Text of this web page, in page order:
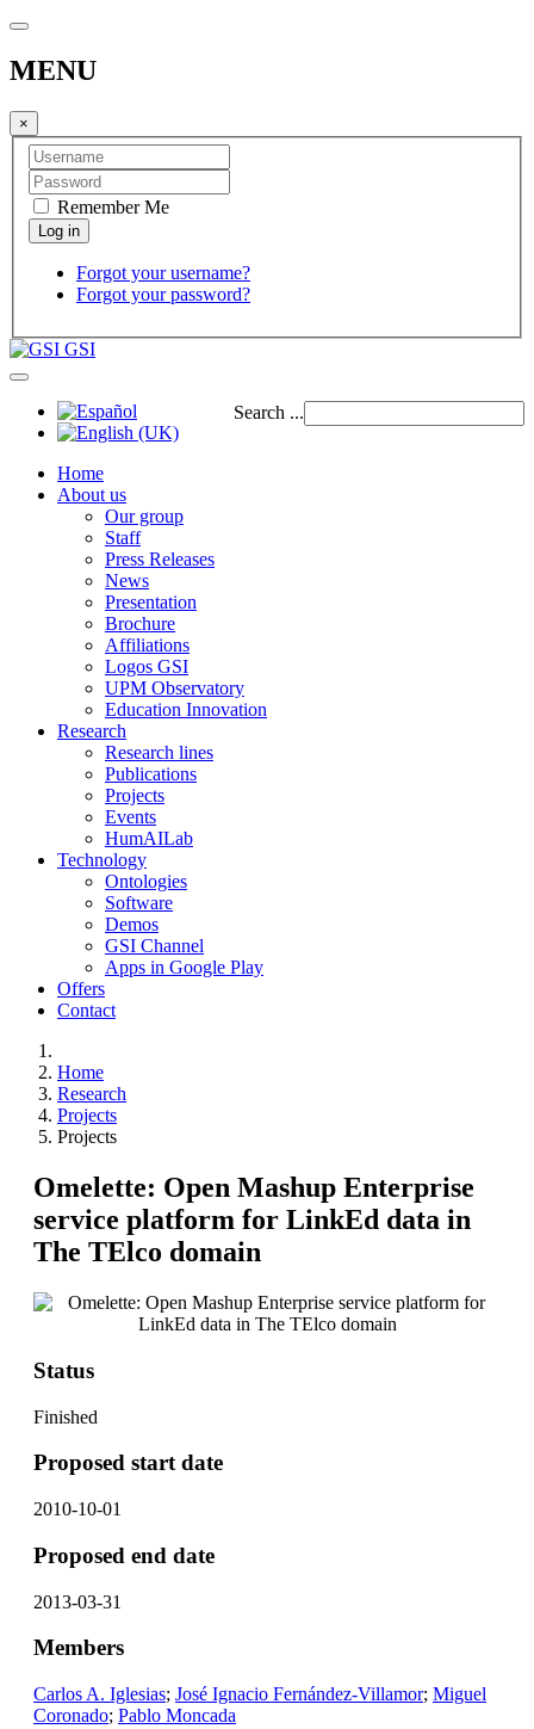
MENU
×
Remember Me
Forgot your username?
Forgot your password?
GSI
Search ...
Home
About us
Our group
Staff
Press Releases
News
Presentation
Brochure
Affiliations
Logos GSI
UPM Observatory
Education Innovation
Research
Research lines
Publications
Projects
Events
HumAILab
Technology
Ontologies
Software
Demos
GSI Channel
Apps in Google Play
Offers
Contact
Home
Research
Projects
Projects
Omelette: Open Mashup Enterprise
service platform for LinkEd data in
The TElco domain
Status
Finished
Proposed start date
2010-10-01
Proposed end date
2013-03-31
Members
Carlos A. Iglesias; José Ignacio Fernández-Villamor; Miguel
Coronado; Pablo Moncada